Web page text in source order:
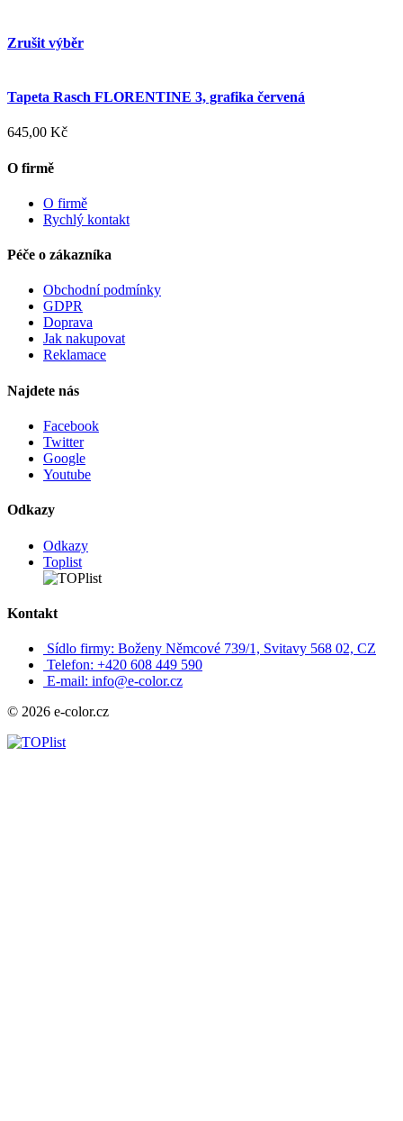
Zrušit výběr
Tapeta Rasch FLORENTINE 3, grafika červená
645,00 Kč
O firmě
O firmě
Rychlý kontakt
Péče o zákazníka
Obchodní podmínky
GDPR
Doprava
Jak nakupovat
Reklamace
Najdete nás
Facebook
Twitter
Google
Youtube
Odkazy
Odkazy
Toplist
Kontakt
Sídlo firmy: Boženy Němcové 739/1, Svitavy 568 02, CZ
Telefon: +420 608 449 590
E-mail: info@e-color.cz
© 2026 e-color.cz